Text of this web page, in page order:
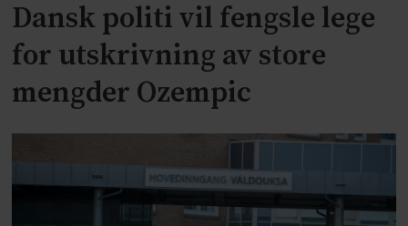
Dansk politi vil fengsle lege
for utskrivning av store
mengder Ozempic